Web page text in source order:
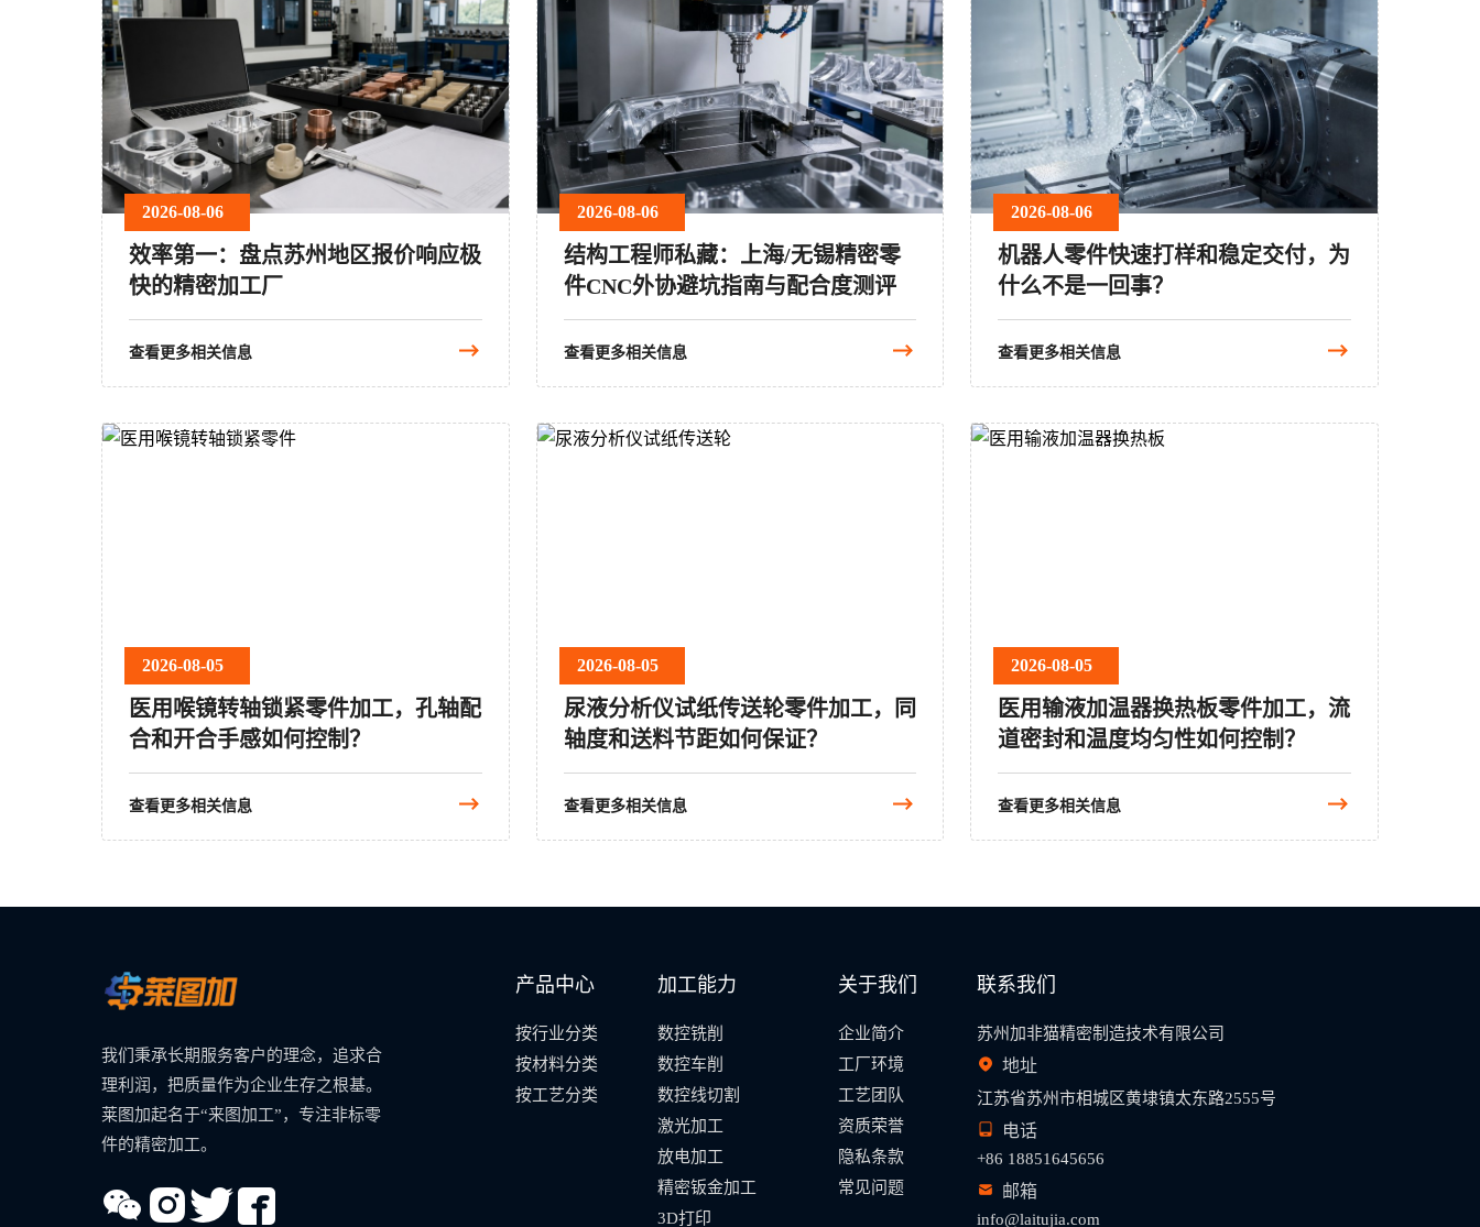
2026-08-06
效率第一：盘点苏州地区报价响应极
快的精密加工厂
查看更多相关信息
2026-08-06
结构工程师私藏：上海/无锡精密零
件CNC外协避坑指南与配合度测评
查看更多相关信息
2026-08-06
机器人零件快速打样和稳定交付，为
什么不是一回事？
查看更多相关信息
2026-08-05
医用喉镜转轴锁紧零件加工，孔轴配
合和开合手感如何控制？
查看更多相关信息
2026-08-05
尿液分析仪试纸传送轮零件加工，同
轴度和送料节距如何保证？
查看更多相关信息
2026-08-05
医用输液加温器换热板零件加工，流
道密封和温度均匀性如何控制？
查看更多相关信息
我们秉承长期服务客户的理念，追求合
理利润，把质量作为企业生存之根基。
莱图加起名于“来图加工”，专注非标零
件的精密加工。
产品中心
按行业分类
按材料分类
按工艺分类
加工能力
数控铣削
数控车削
数控线切割
激光加工
放电加工
精密钣金加工
3D打印
关于我们
企业简介
工厂环境
工艺团队
资质荣誉
隐私条款
常见问题
联系我们
苏州加非猫精密制造技术有限公司
地址
江苏省苏州市相城区黄埭镇太东路2555号
电话
+86 18851645656
邮箱
info@laitujia.com